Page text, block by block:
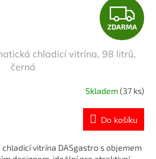
Z
D
A
R
M
A
ZDARMA
chladicí vitrína, 98 litrů,
černá
Skladem(37 ks)
Do košíku
vitrína DASgastro s objemem